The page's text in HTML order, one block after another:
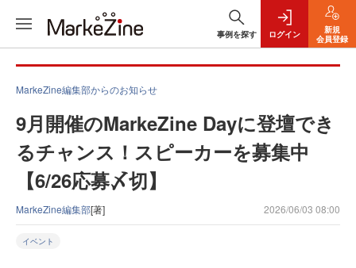
事例を探す ログイン
新規
会員登録
MarkeZine編集部からのお知らせ
9月開催のMarkeZine Dayに登壇でき
るチャンス！スピーカーを募集中
【6/26応募〆切】
MarkeZine編集部[著] 2026/06/03 08:00
イベント